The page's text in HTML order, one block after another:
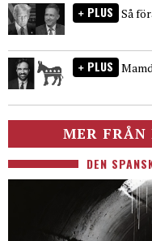
PLUS Så
PLUS
MER FRÅN
DEN